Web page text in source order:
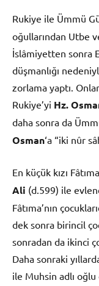
Rukiye ile Ümmü
oğullarından Utbe
İslâmiyetten sonra
düşmanlığı
zorlama yaptı.
Rukiye’yi Hz.
daha sonra da
Osman‘a “iki nûr
En küçük kızı
Ali (d.599) ile
Fâtıma’nın
dek sonra birincil
sonradan da ikinci
Daha sonraki
ile Muhsin adlı oğlu